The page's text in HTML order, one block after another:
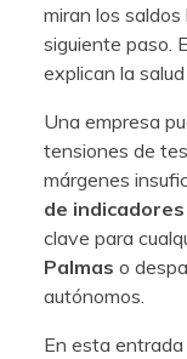
miran los
siguiente paso.
explican la
Una empresa
tensiones de
márgenes
de
clave para
Palmas o
autónomos.
En esta